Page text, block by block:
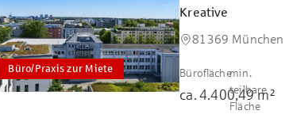
Büro/Praxis zur Miete
Kreative
81369 München
Bürofläche
ca. 4.400,49 m²
min.
teilbare
Fläche